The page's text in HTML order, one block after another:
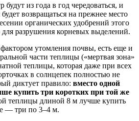
будут из года в год чередоваться, и
возвращаться на прежнее место
органических удобрений этого
разрушения корневых выделений.
утомления почвы, есть еще и
части теплицы («мертвая зона»
теплицы, которая даже при всех
в солнцепек полностью не
диктует правило: вместо одной
купить три коротких при той же
теплицы длиной 8 м лучше купить
— три по 3–4 м.